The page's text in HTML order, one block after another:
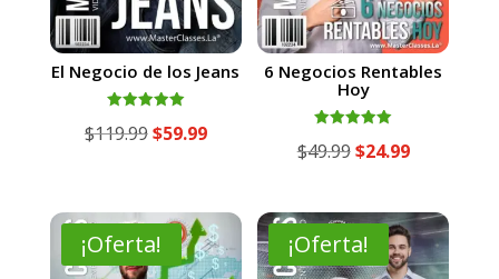
El Negocio de los Jeans
con
$119.99El
era:
$119.99.
$59.99El
es:
$59.99.
6 Negocios Rentables
Hoy
con
$49.99El
original
era:
$49.99.
$24.99El
actual
es:
$24.99.
¡Oferta! ¡Oferta!